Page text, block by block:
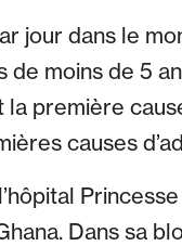
jour dans le
moins de 5
la première
causes
Dans sa